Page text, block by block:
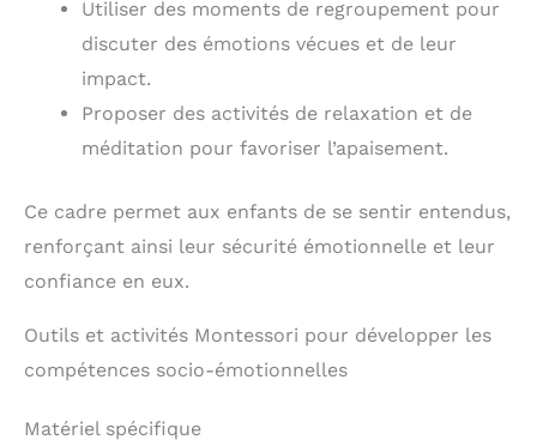
Utiliser des moments de regroupement pour
discuter des émotions vécues et de leur
impact.
Proposer des activités de relaxation et de
méditation pour favoriser l’apaisement.
Ce cadre permet aux enfants de se sentir entendus,
renforçant ainsi leur sécurité émotionnelle et leur
confiance en eux.
Outils et activités Montessori pour développer les
compétences socio-émotionnelles
Matériel spécifique